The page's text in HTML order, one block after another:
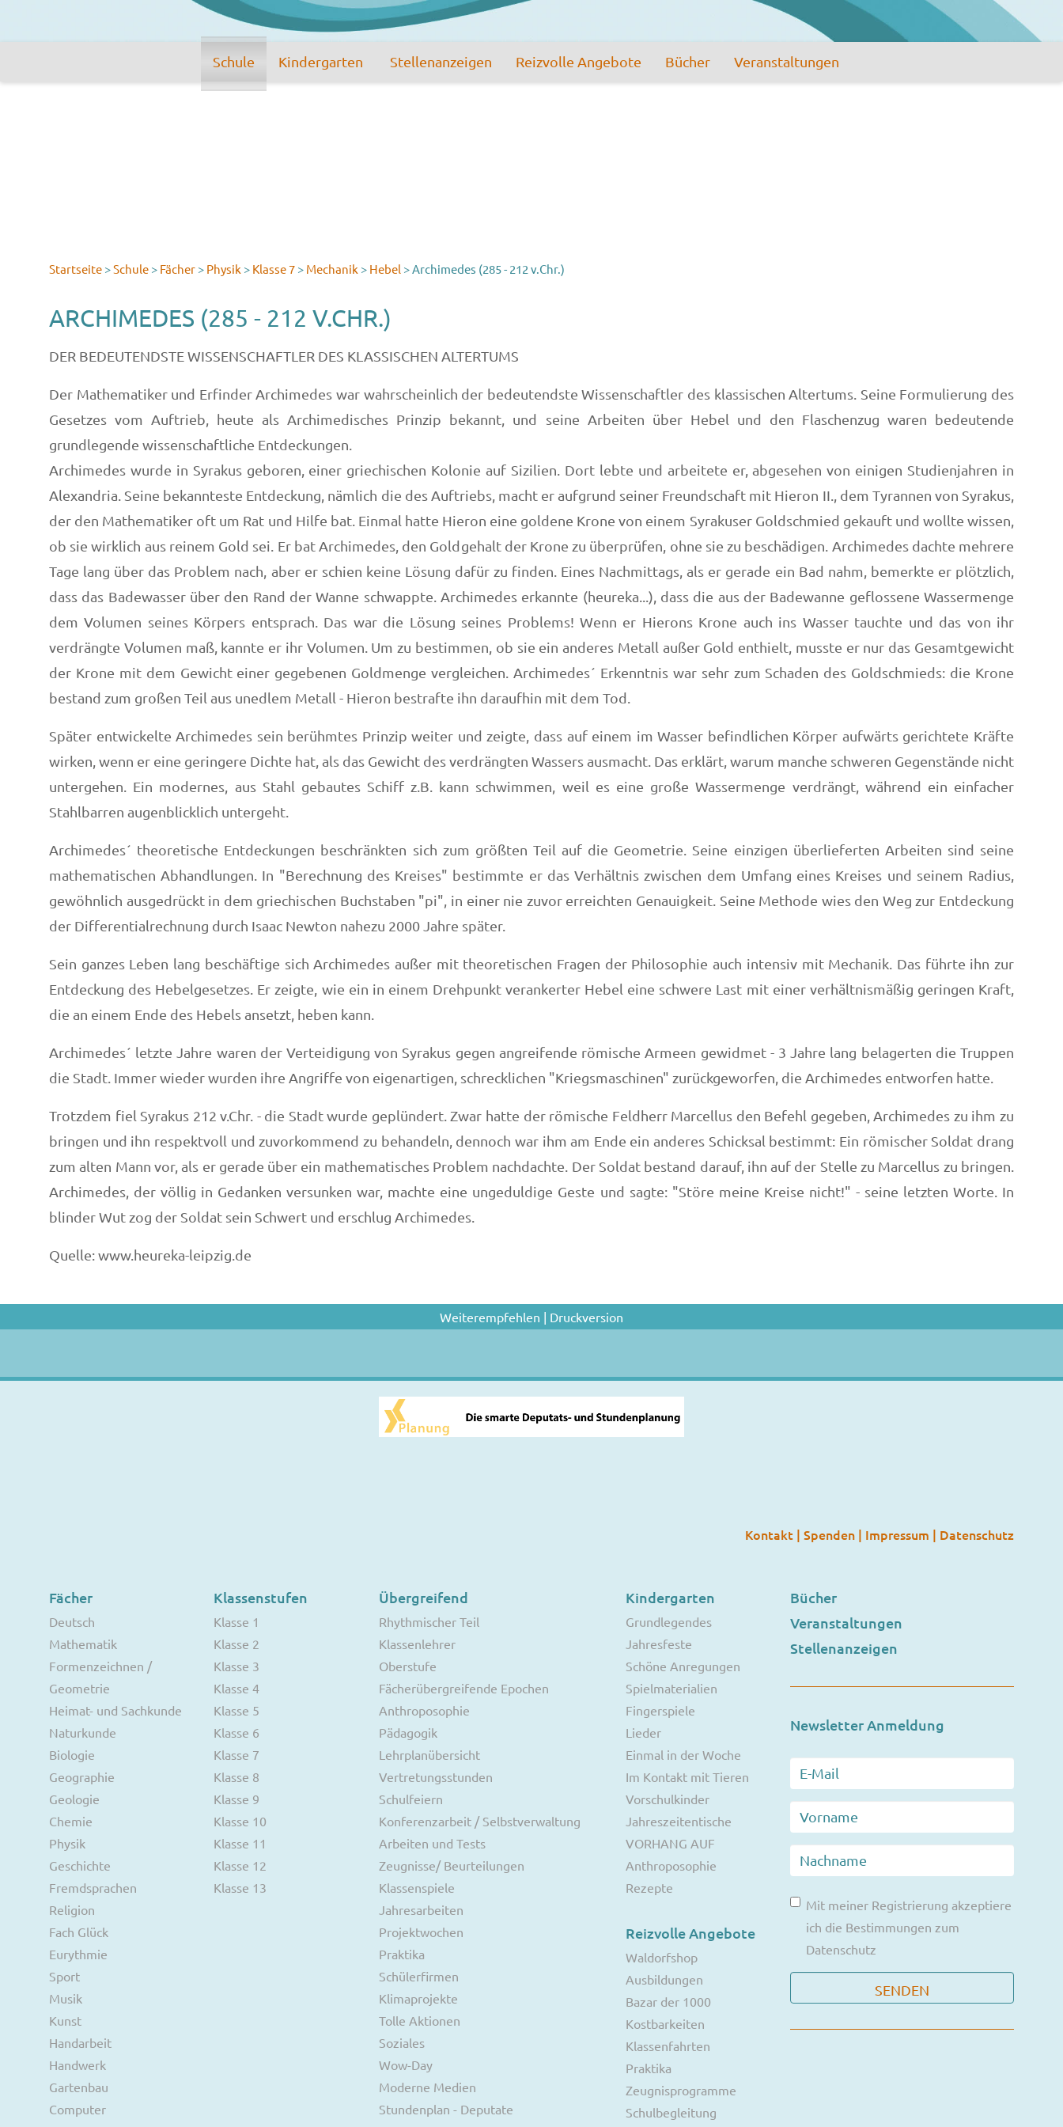
Schule Kindergarten Stellenanzeigen Reizvolle Angebote Bücher Veranstaltungen
Startseite >Schule > Fächer > Physik > Klasse 7 > Mechanik > Hebel >Archimedes (285 - 212 v.Chr.)
ARCHIMEDES (285 - 212 V.CHR.)
DER BEDEUTENDSTE WISSENSCHAFTLER DES KLASSISCHEN ALTERTUMS
Der Mathematiker und Erfinder Archimedes war wahrscheinlich der bedeutendste Wissenschaftler des klassischen Altertums. Seine Formulierung des
Gesetzes vom Auftrieb, heute als Archimedisches Prinzip bekannt, und seine Arbeiten über Hebel und den Flaschenzug waren bedeutende
grundlegende wissenschaftliche Entdeckungen.
Archimedes wurde in Syrakus geboren, einer griechischen Kolonie auf Sizilien. Dort lebte und arbeitete er, abgesehen von einigen Studienjahren in
Alexandria. Seine bekannteste Entdeckung, nämlich die des Auftriebs, macht er aufgrund seiner Freundschaft mit Hieron II., dem Tyrannen von Syrakus,
der den Mathematiker oft um Rat und Hilfe bat. Einmal hatte Hieron eine goldene Krone von einem Syrakuser Goldschmied gekauft und wollte wissen,
ob sie wirklich aus reinem Gold sei. Er bat Archimedes, den Goldgehalt der Krone zu überprüfen, ohne sie zu beschädigen. Archimedes dachte mehrere
Tage lang über das Problem nach, aber er schien keine Lösung dafür zu finden. Eines Nachmittags, als er gerade ein Bad nahm, bemerkte er plötzlich,
dass das Badewasser über den Rand der Wanne schwappte. Archimedes erkannte (heureka...), dass die aus der Badewanne geflossene Wassermenge
dem Volumen seines Körpers entsprach. Das war die Lösung seines Problems! Wenn er Hierons Krone auch ins Wasser tauchte und das von ihr
verdrängte Volumen maß, kannte er ihr Volumen. Um zu bestimmen, ob sie ein anderes Metall außer Gold enthielt, musste er nur das Gesamtgewicht
der Krone mit dem Gewicht einer gegebenen Goldmenge vergleichen. Archimedes´ Erkenntnis war sehr zum Schaden des Goldschmieds: die Krone
bestand zum großen Teil aus unedlem Metall - Hieron bestrafte ihn daraufhin mit dem Tod.
Später entwickelte Archimedes sein berühmtes Prinzip weiter und zeigte, dass auf einem im Wasser befindlichen Körper aufwärts gerichtete Kräfte
wirken, wenn er eine geringere Dichte hat, als das Gewicht des verdrängten Wassers ausmacht. Das erklärt, warum manche schweren Gegenstände nicht
untergehen. Ein modernes, aus Stahl gebautes Schiff z.B. kann schwimmen, weil es eine große Wassermenge verdrängt, während ein einfacher
Stahlbarren augenblicklich untergeht.
Archimedes´ theoretische Entdeckungen beschränkten sich zum größten Teil auf die Geometrie. Seine einzigen überlieferten Arbeiten sind seine
mathematischen Abhandlungen. In "Berechnung des Kreises" bestimmte er das Verhältnis zwischen dem Umfang eines Kreises und seinem Radius,
gewöhnlich ausgedrückt in dem griechischen Buchstaben "pi", in einer nie zuvor erreichten Genauigkeit. Seine Methode wies den Weg zur Entdeckung
der Differentialrechnung durch Isaac Newton nahezu 2000 Jahre später.
Sein ganzes Leben lang beschäftige sich Archimedes außer mit theoretischen Fragen der Philosophie auch intensiv mit Mechanik. Das führte ihn zur
Entdeckung des Hebelgesetzes. Er zeigte, wie ein in einem Drehpunkt verankerter Hebel eine schwere Last mit einer verhältnismäßig geringen Kraft,
die an einem Ende des Hebels ansetzt, heben kann.
Archimedes´ letzte Jahre waren der Verteidigung von Syrakus gegen angreifende römische Armeen gewidmet - 3 Jahre lang belagerten die Truppen
die Stadt. Immer wieder wurden ihre Angriffe von eigenartigen, schrecklichen "Kriegsmaschinen" zurückgeworfen, die Archimedes entworfen hatte.
Trotzdem fiel Syrakus 212 v.Chr. - die Stadt wurde geplündert. Zwar hatte der römische Feldherr Marcellus den Befehl gegeben, Archimedes zu ihm zu
bringen und ihn respektvoll und zuvorkommend zu behandeln, dennoch war ihm am Ende ein anderes Schicksal bestimmt: Ein römischer Soldat drang
zum alten Mann vor, als er gerade über ein mathematisches Problem nachdachte. Der Soldat bestand darauf, ihn auf der Stelle zu Marcellus zu bringen.
Archimedes, der völlig in Gedanken versunken war, machte eine ungeduldige Geste und sagte: "Störe meine Kreise nicht!" - seine letzten Worte. In
blinder Wut zog der Soldat sein Schwert und erschlug Archimedes.
Quelle: www.heureka-leipzig.de
Weiterempfehlen | Druckversion
Kontakt | Spenden | Impressum | Datenschutz
Fächer
Deutsch
Mathematik
Formenzeichnen /
Geometrie
Heimat- und Sachkunde
Naturkunde
Biologie
Geographie
Geologie
Chemie
Physik
Geschichte
Fremdsprachen
Religion
Fach Glück
Eurythmie
Sport
Musik
Kunst
Handarbeit
Handwerk
Gartenbau
Computer
Klassenstufen
Klasse 1
Klasse 2
Klasse 3
Klasse 4
Klasse 5
Klasse 6
Klasse 7
Klasse 8
Klasse 9
Klasse 10
Klasse 11
Klasse 12
Klasse 13
Übergreifend
Rhythmischer Teil
Klassenlehrer
Oberstufe
Fächerübergreifende Epochen
Anthroposophie
Pädagogik
Lehrplanübersicht
Vertretungsstunden
Schulfeiern
Konferenzarbeit / Selbstverwaltung
Arbeiten und Tests
Zeugnisse/ Beurteilungen
Klassenspiele
Jahresarbeiten
Projektwochen
Praktika
Schülerfirmen
Klimaprojekte
Tolle Aktionen
Soziales
Wow-Day
Moderne Medien
Stundenplan - Deputate
Kindergarten
Grundlegendes
Jahresfeste
Schöne Anregungen
Spielmaterialien
Fingerspiele
Lieder
Einmal in der Woche
Im Kontakt mit Tieren
Vorschulkinder
Jahreszeitentische
VORHANG AUF
Anthroposophie
Rezepte
Reizvolle Angebote
Waldorfshop
Ausbildungen
Bazar der 1000
Kostbarkeiten
Klassenfahrten
Praktika
Zeugnisprogramme
Schulbegleitung
Bücher
Veranstaltungen
Stellenanzeigen
Newsletter Anmeldung
Mit meiner Registrierung akzeptiere
ich die Bestimmungen zum
Datenschutz